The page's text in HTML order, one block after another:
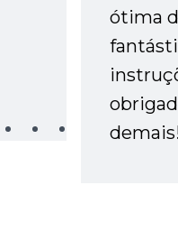
ótima